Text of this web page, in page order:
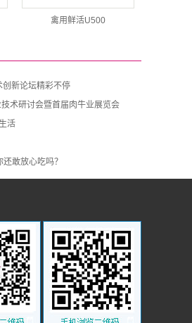
禽用鲜活U500
创新论坛精彩不停
术研讨会暨首届肉牛业展览会
活
敢放心吃吗？